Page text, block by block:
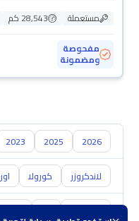
مستعملة 28,543 كم
مفحوصة
ومضمونة
2026
2025
2023
لاندكروزر كورولا
هيونداي كيا نيسان